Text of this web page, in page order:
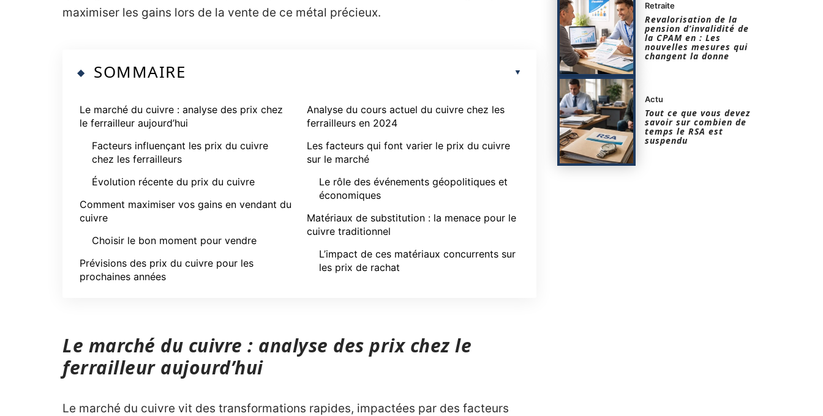
maximiser les gains lors de la vente de ce métal précieux.
SOMMAIRE
Le marché du cuivre : analyse des prix chez
le ferrailleur aujourd’hui
Facteurs influençant les prix du cuivre
chez les ferrailleurs
Évolution récente du prix du cuivre
Comment maximiser vos gains en vendant du
cuivre
Choisir le bon moment pour vendre
Prévisions des prix du cuivre pour les
prochaines années
Analyse du cours actuel du cuivre chez les
ferrailleurs en 2024
Les facteurs qui font varier le prix du cuivre
sur le marché
Le rôle des événements géopolitiques et
économiques
Matériaux de substitution : la menace pour le
cuivre traditionnel
L’impact de ces matériaux concurrents sur
les prix de rachat
Le marché du cuivre : analyse des prix chez le
ferrailleur aujourd’hui
Le marché du cuivre vit des transformations rapides, impactées par des facteurs
Retraite
Revalorisation de la
pension d’invalidité de
la CPAM en : Les
nouvelles mesures qui
changent la donne
Actu
Tout ce que vous devez
savoir sur combien de
temps le RSA est
suspendu